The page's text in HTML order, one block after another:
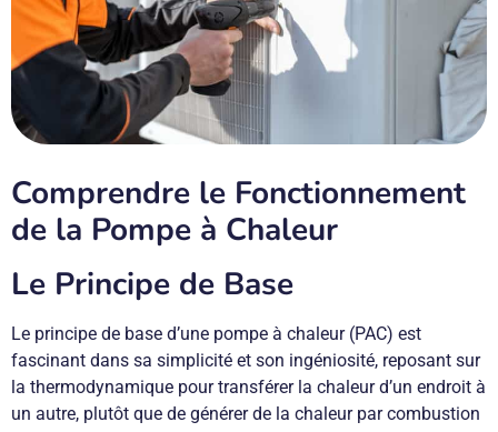
Comprendre le Fonctionnement
de la Pompe à Chaleur
Le Principe de Base
Le principe de base d’une pompe à chaleur (PAC) est
fascinant dans sa simplicité et son ingéniosité, reposant sur
la thermodynamique pour transférer la chaleur d’un endroit à
un autre, plutôt que de générer de la chaleur par combustion